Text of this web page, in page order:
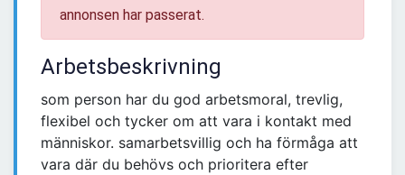
annonsen har passerat.
Arbetsbeskrivning
som person har du god arbetsmoral, trevlig,
flexibel och tycker om att vara i kontakt med
människor. samarbetsvillig och ha förmåga att
vara där du behövs och prioritera efter